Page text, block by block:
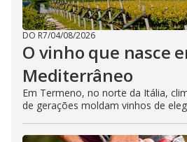
DO R7/04/08/2026
O vinho que nasce
Mediterrâneo
Em Termeno, no norte da Itália,
de gerações moldam vinhos de